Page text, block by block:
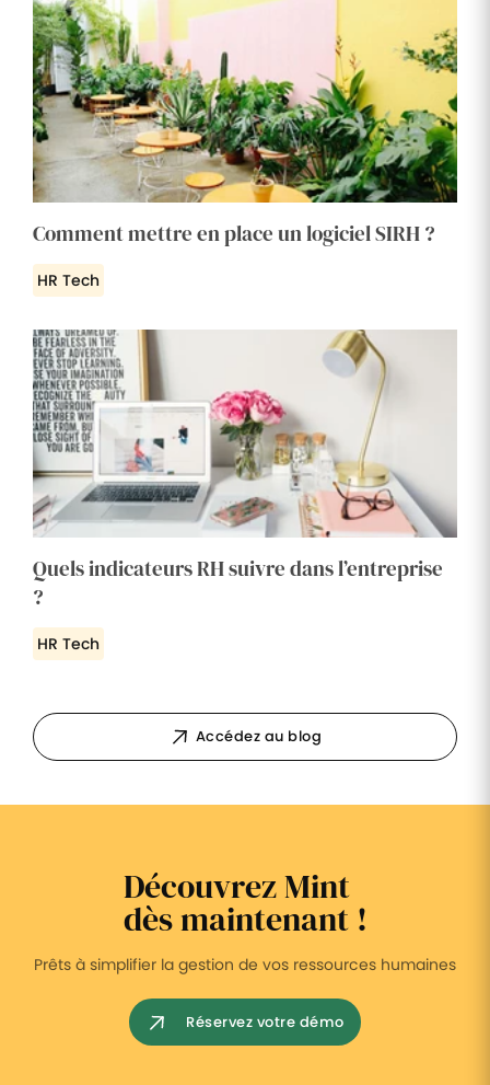
Comment mettre en place un logiciel SIRH ?
HR Tech
Quels indicateurs RH suivre dans l’entreprise
?
HR Tech
Accédez au blog
Découvrez Mint
dès maintenant !
Prêts à simplifier la gestion de vos ressources humaines
Réservez votre démo